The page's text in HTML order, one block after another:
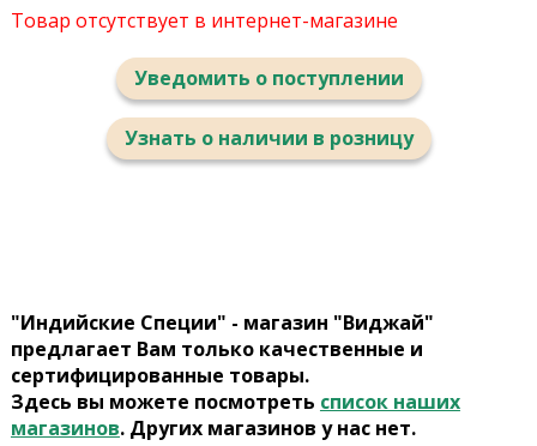
Товар отсутствует в интернет-магазине
Уведомить о поступлении
Узнать о наличии в розницу
"Индийские Специи" - магазин "Виджай"
предлагает Вам только качественные и
сертифицированные товары.
Здесь вы можете посмотреть список наших
магазинов. Других магазинов у нас нет.